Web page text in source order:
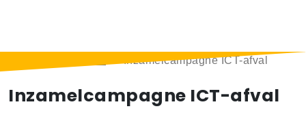
Inzamelcampagne ICT-afval
Inzamelcampagne ICT-afval